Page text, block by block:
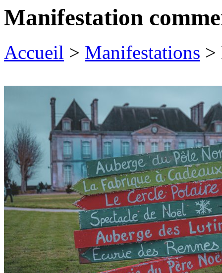
Manifestation
Accueil > Manifestations >